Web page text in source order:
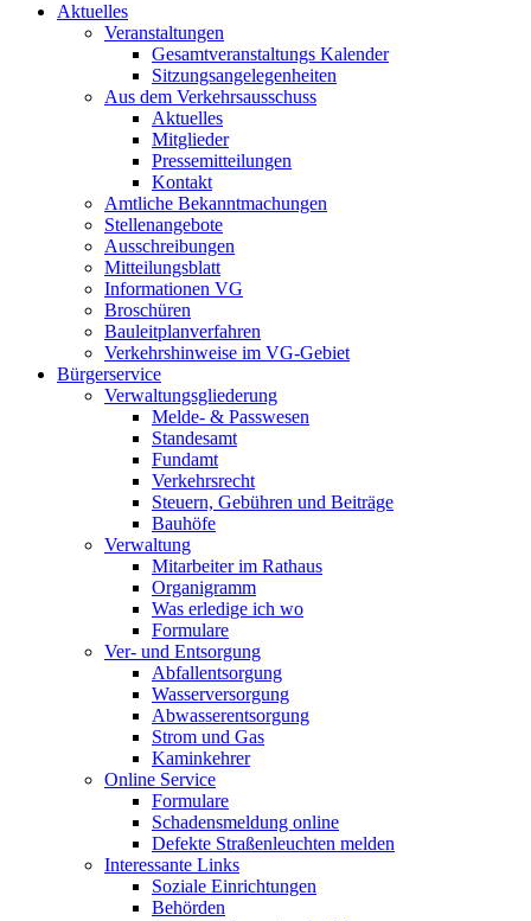
Aktuelles
Veranstaltungen
Gesamtveranstaltungs Kalender
Sitzungsangelegenheiten
Aus dem Verkehrsausschuss
Aktuelles
Mitglieder
Pressemitteilungen
Kontakt
Amtliche Bekanntmachungen
Stellenangebote
Ausschreibungen
Mitteilungsblatt
Informationen VG
Broschüren
Bauleitplanverfahren
Verkehrshinweise im VG-Gebiet
Bürgerservice
Verwaltungsgliederung
Melde- & Passwesen
Standesamt
Fundamt
Verkehrsrecht
Steuern, Gebühren und Beiträge
Bauhöfe
Verwaltung
Mitarbeiter im Rathaus
Organigramm
Was erledige ich wo
Formulare
Ver- und Entsorgung
Abfallentsorgung
Wasserversorgung
Abwasserentsorgung
Strom und Gas
Kaminkehrer
Online Service
Formulare
Schadensmeldung online
Defekte Straßenleuchten melden
Interessante Links
Soziale Einrichtungen
Behörden